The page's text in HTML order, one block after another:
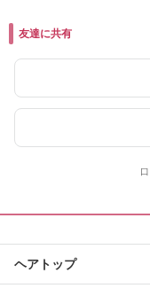
友達に共有
ヘアトップ